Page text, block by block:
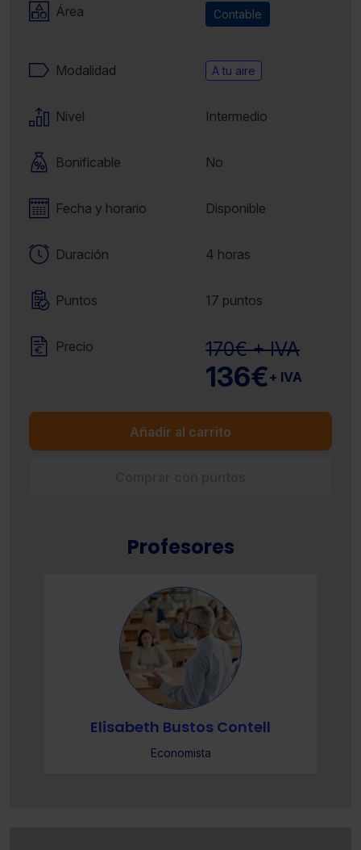
Área Contable
Modalidad A tu aire
Nivel Intermedio
Bonificable No
Fecha y horario Disponible
Duración 4 horas
Puntos 17 puntos
Precio 170€ + IVA
136€+ IVA
Añadir al carrito
Profesores
Elisabeth Bustos Contell
Economista